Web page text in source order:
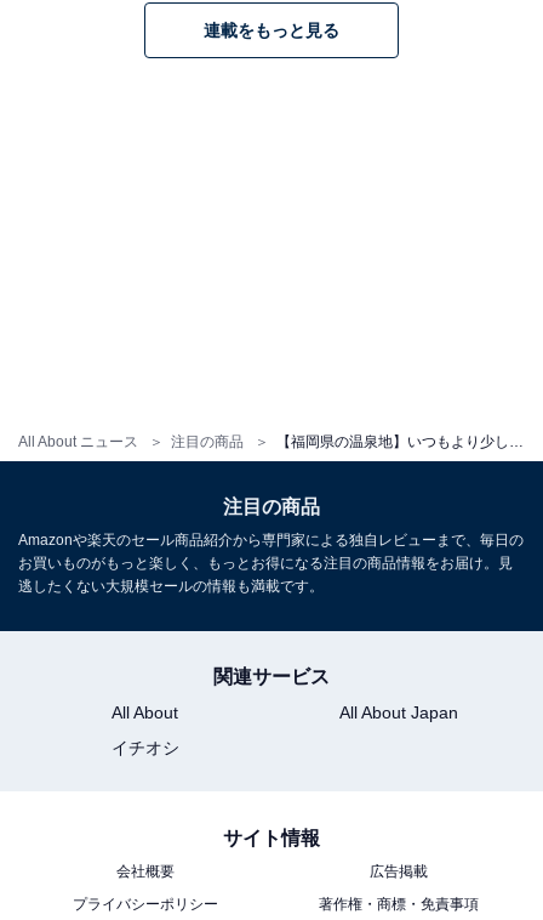
All About ニュース 注目の商品
交通手段：JR久大本線 筑後吉井駅から車で約10分／大
分自動車道 杷木ICから約10分／朝倉ICから約10分／杷木
料金
大人1名（参考価格）：1万6500円
※料金は公式Webサイト参考価格
※プラン・部屋により価格は変動します
※プランにより時間が異なる可能性があります
連載をもっと見る
注目の商品
Amazonや楽天のセール商品紹介から専門家による独自レビューまで、毎日の
お買いものがもっと楽しく、もっとお得になる注目の商品情報をお届け。見
逃したくない大規模セールの情報も満載です。
関連サービス
All About
All About Japan
イチオシ
サイト情報
会社概要
広告掲載
プライバシーポリシー
著作権・商標・免責事項